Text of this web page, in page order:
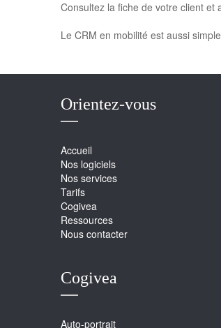
Consultez la fiche de votre client et
Le CRM en mobilité est aussi
Orientez-vous
Accueil
Nos logiciels
Nos services
Tarifs
Cogivea
Ressources
Nous contacter
Cogivea
Auto-portrait